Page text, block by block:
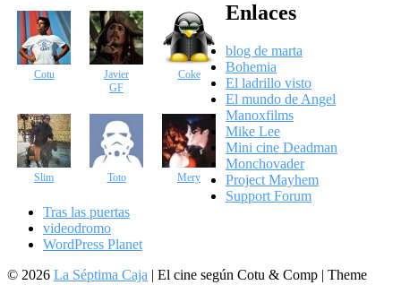
Cotu
Javier
GF
Coke
Slim Toto Mery
Enlaces
blog de marta
Bohemia
El ladrillo visto
El mundo de Angel
Manoxfilms
Mike Lee
Mini cine Deadman
Monchovader
Project Mayhem
Support Forum
Tras las puertas
videodromo
WordPress Planet
© 2026 La Séptima Caja | El cine según Cotu & Comp | Theme